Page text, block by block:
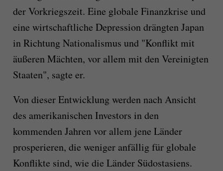
der Vorkriegszeit. Eine globale Finanzkrise und
eine wirtschaftliche Depression drängten Japan
in Richtung Nationalismus und "Konflikt mit
äußeren Mächten, vor allem mit den Vereinigten
Staaten", sagte er.
Von dieser Entwicklung werden nach Ansicht
des amerikanischen Investors in den
kommenden Jahren vor allem jene Länder
prosperieren, die weniger anfällig für globale
Konflikte sind, wie die Länder Südostasiens.